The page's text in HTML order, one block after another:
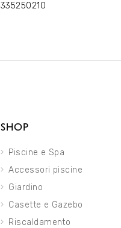
335250210
SHOP
Piscine e Spa
Accessori piscine
Giardino
Casette e Gazebo
Riscaldamento